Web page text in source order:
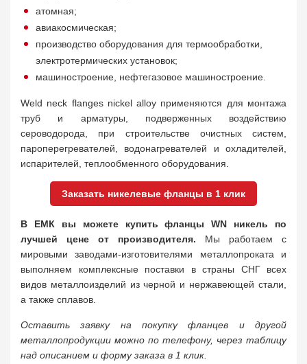
атомная;
авиакосмическая;
производство оборудования для термообработки,
электротермических установок;
машиностроение, нефтегазовое машиностроение.
Weld neck flanges nickel alloy применяются для монтажа
труб и арматуры, подверженных воздействию
сероводорода, при строительстве очистных систем,
пароперегревателей, водонагревателей и охладителей,
испарителей, теплообменного оборудования.
Заказать никелевые фланцы в 1 клик
В ЕМК вы можете купить фланцы WN никель по
лучшей цене от производителя. Мы работаем с
мировыми заводами-изготовителями металлопроката и
выполняем комплексные поставки в страны СНГ всех
видов металлоизделий из черной и нержавеющей стали,
а также сплавов.
Оставить заявку на покупку фланцев и другой
металлопродукции можно по телефону, через таблицу
над описанием и форму заказа в 1 клик.